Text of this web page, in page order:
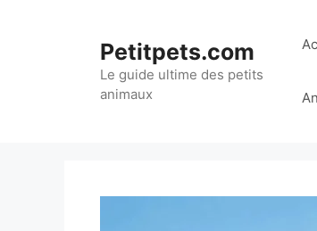
Petitpets.com
Le guide ultime des petits
animaux